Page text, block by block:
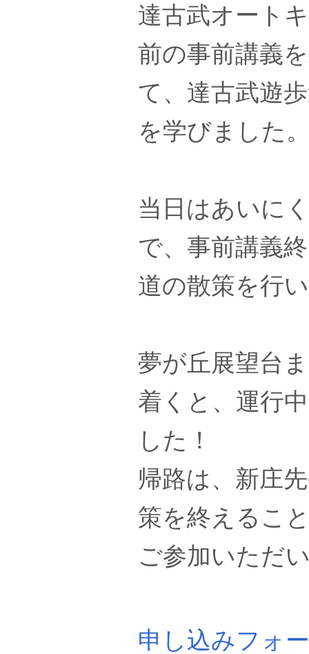
達古武オート
前の事前講義
て、達古武遊
を学びました
当日はあいに
で、事前講義
道の散策を行
夢が丘展望台
着くと、運行
した！
帰路は、新庄
策を終えるこ
ご参加いただ
申し込みフォ